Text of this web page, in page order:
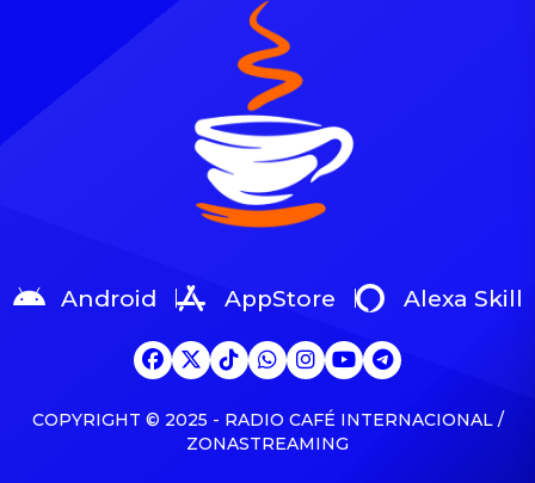
lograron rescatar el cuerpo
Android AppStore Alexa Skill
COPYRIGHT © 2025 - RADIO CAFÉ INTERNACIONAL /
ZONASTREAMING